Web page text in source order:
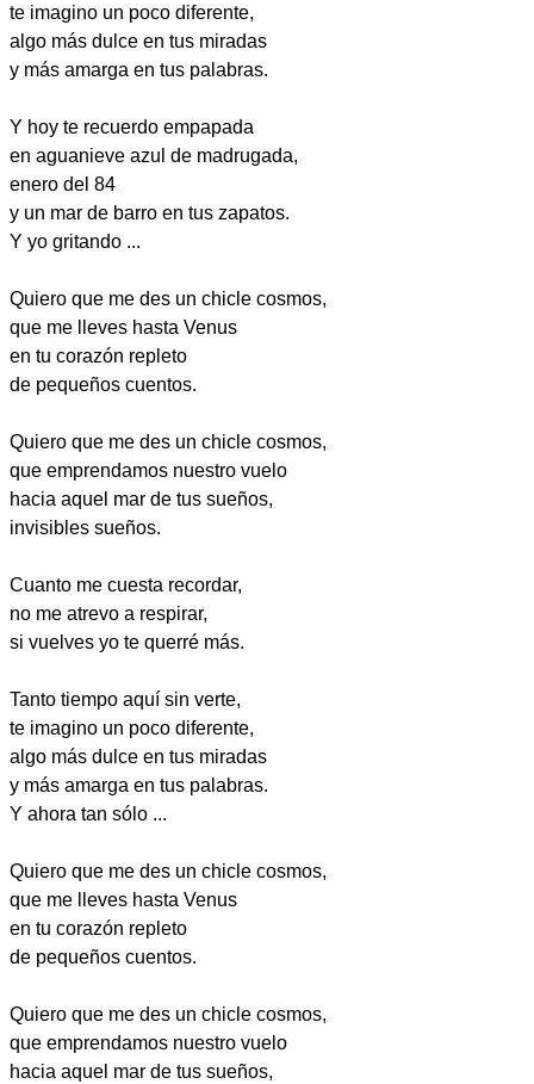
te imagino un poco diferente,
algo más dulce en tus miradas
y más amarga en tus palabras.
Y hoy te recuerdo empapada
en aguanieve azul de madrugada,
enero del 84
y un mar de barro en tus zapatos.
Y yo gritando ...
Quiero que me des un chicle cosmos,
que me lleves hasta Venus
en tu corazón repleto
de pequeños cuentos.
Quiero que me des un chicle cosmos,
que emprendamos nuestro vuelo
hacia aquel mar de tus sueños,
invisibles sueños.
Cuanto me cuesta recordar,
no me atrevo a respirar,
si vuelves yo te querré más.
Tanto tiempo aquí sin verte,
te imagino un poco diferente,
algo más dulce en tus miradas
y más amarga en tus palabras.
Y ahora tan sólo ...
Quiero que me des un chicle cosmos,
que me lleves hasta Venus
en tu corazón repleto
de pequeños cuentos.
Quiero que me des un chicle cosmos,
que emprendamos nuestro vuelo
hacia aquel mar de tus sueños,